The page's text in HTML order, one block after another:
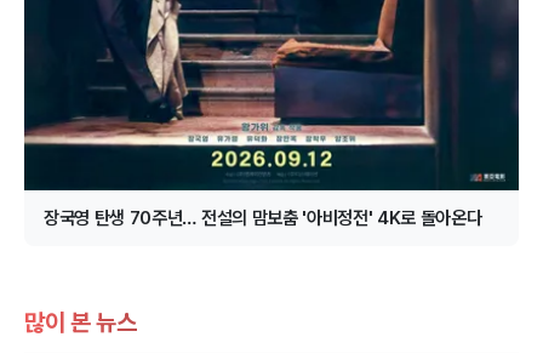
장국영 탄생 70주년… 전설의 맘보춤 '아비정전' 4K로 돌아온다
많이 본 뉴스